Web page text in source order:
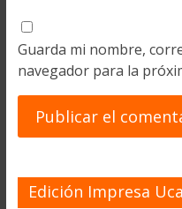
Guarda mi nombre,
navegador para la
Edición Impresa